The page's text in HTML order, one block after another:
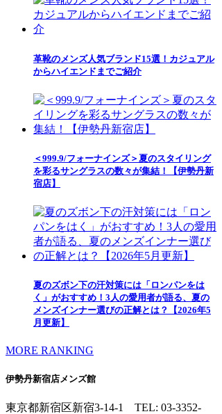
革靴のメンズ人気ブランド15選！カジュアル
からハイエンドまでご紹介
＜999.9/フォーナインズ＞夏のスタイリング
を彩るサングラスの数々が集結！【伊勢丹新
宿店】
夏のズボン下の汗対策には「ロンパンをは
く」がおすすめ！3人の愛用者が語る、夏の
メンズインナー選びの正解とは？【2026年5
月更新】
MORE RANKING
伊勢丹新宿店メンズ館
東京都新宿区新宿3-14-1 TEL: 03-3352-